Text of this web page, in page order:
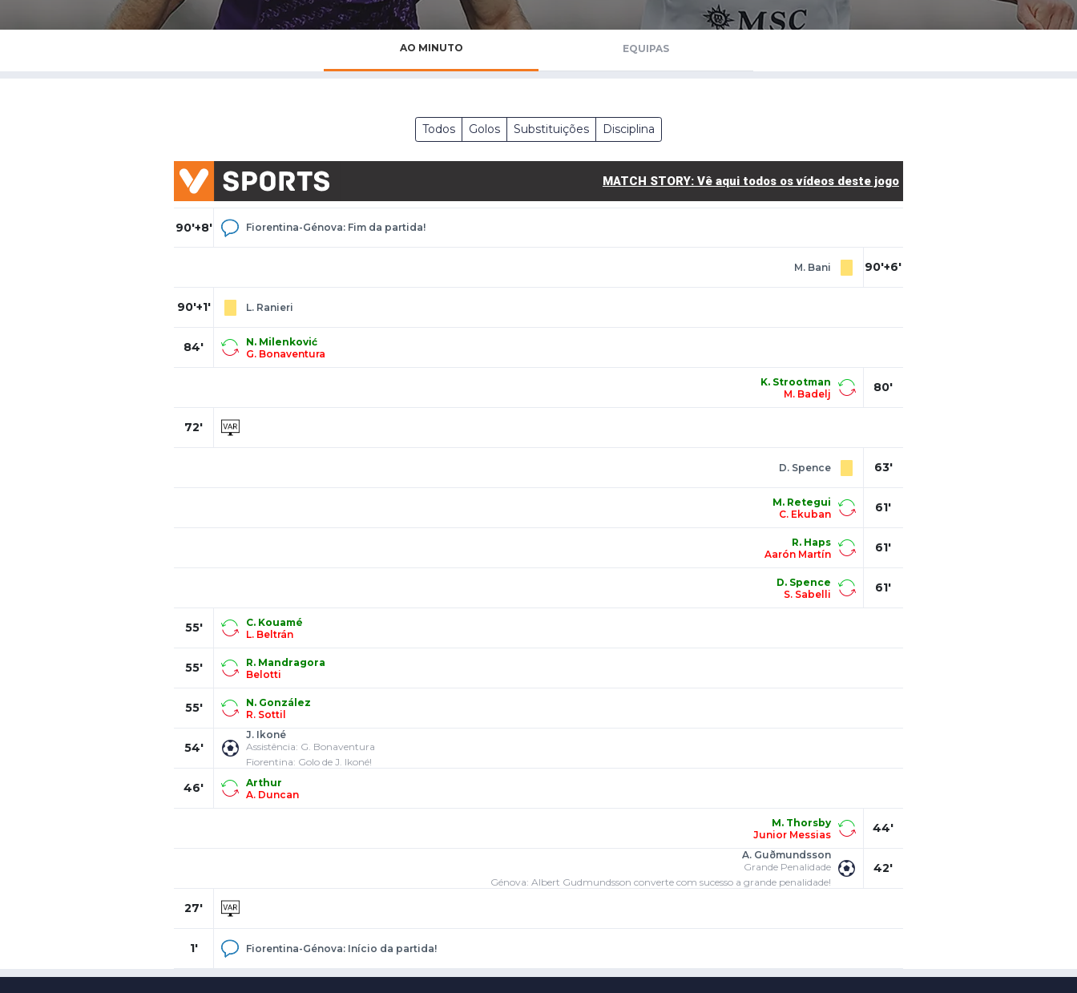
AO MINUTO EQUIPAS
Todos Golos Substituições Disciplina
MATCH STORY: Vê aqui todos os vídeos deste jogo
90'+8' Fiorentina-Génova: Fim da partida!
90'+6'
M. Bani
90'+1' L. Ranieri
84'
N. Milenković
G. Bonaventura
80'
K. Strootman
M. Badelj
72'
63'
D. Spence
61'
M. Retegui
C. Ekuban
61'
R. Haps
Aarón Martín
61'
D. Spence
S. Sabelli
55'
C. Kouamé
L. Beltrán
55'
R. Mandragora
Belotti
55'
N. González
R. Sottil
54'
J. Ikoné
Assistência: G. Bonaventura
Fiorentina: Golo de J. Ikoné!
46'
Arthur
A. Duncan
44'
M. Thorsby
Junior Messias
42'
A. Guðmundsson
Grande Penalidade
Génova: Albert Gudmundsson converte com sucesso a grande penalidade!
27'
1' Fiorentina-Génova: Início da partida!